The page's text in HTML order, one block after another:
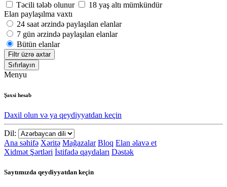
Təcili tələb olunur
18 yaş altı mümkündür
Elan paylaşılma vaxtı
24 saat ərzində paylaşılan elanlar
7 gün ərzində paylaşılan elanlar
Bütün elanlar
Filtr üzrə axtar
Sıfırlayın
Menyu
Şəxsi hesab
Daxil olun və ya qeydiyyatdan keçin
Dil:
Ana səhifə Xəritə Mağazalar Bloq Elan əlavə et
Xidmət Şərtləri İstifadə qaydaları Dəstək
Saytımızda qeydiyyatdan keçin